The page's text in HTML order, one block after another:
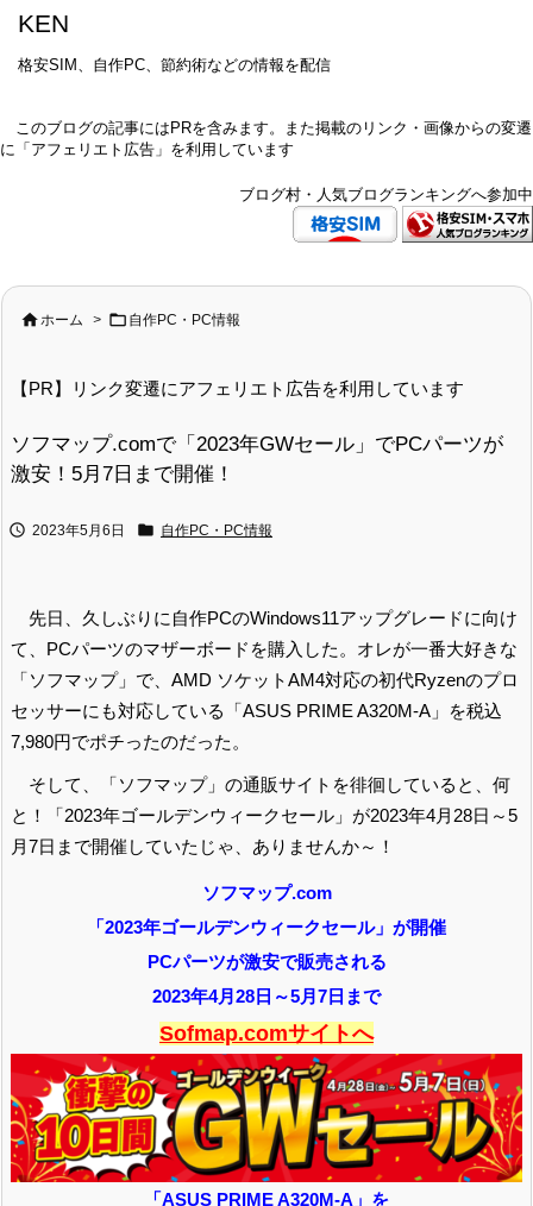
KEN
格安SIM、自作PC、節約術などの情報を配信
このブログの記事にはPRを含みます。また掲載のリンク・画像からの変遷
に「アフェリエト広告」を利用しています
ブログ村・人気ブログランキングへ参加中
 ホーム >  自作PC・PC情報
【PR】リンク変遷にアフェリエト広告を利用しています
ソフマップ.comで「2023年GWセール」でPCパーツが
激安！5月7日まで開催！
 2023年5月6日  自作PC・PC情報
先日、久しぶりに自作PCのWindows11アップグレードに向け
て、PCパーツのマザーボードを購入した。オレが一番大好きな
「ソフマップ」で、AMD ソケットAM4対応の初代Ryzenのプロ
セッサーにも対応している「ASUS PRIME A320M-A」を税込
7,980円でポチったのだった。
そして、「ソフマップ」の通販サイトを徘徊していると、何
と！「2023年ゴールデンウィークセール」が2023年4月28日～5
月7日まで開催していたじゃ、ありませんか～！
ソフマップ.com
「2023年ゴールデンウィークセール」が開催
PCパーツが激安で販売される
2023年4月28日～5月7日まで
Sofmap.comサイトへ
「ASUS PRIME A320M-A」を